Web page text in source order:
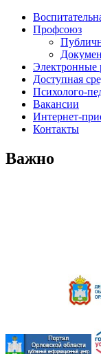
Профсоюз
Электронные
Доступная
Психолого-
Вакансии
Интернет-
Контакты
Важно